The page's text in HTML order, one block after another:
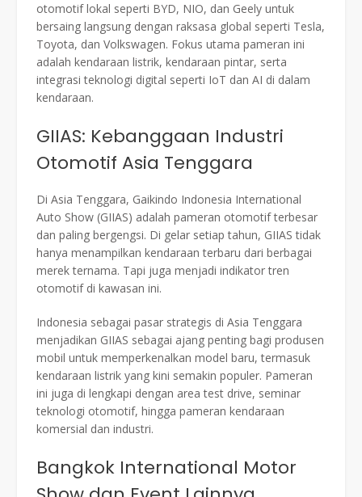
otomotif lokal seperti BYD, NIO, dan Geely untuk
bersaing langsung dengan raksasa global seperti Tesla,
Toyota, dan Volkswagen. Fokus utama pameran ini
adalah kendaraan listrik, kendaraan pintar, serta
integrasi teknologi digital seperti IoT dan AI di dalam
kendaraan.
GIIAS: Kebanggaan Industri
Otomotif Asia Tenggara
Di Asia Tenggara, Gaikindo Indonesia International
Auto Show (GIIAS) adalah pameran otomotif terbesar
dan paling bergengsi. Di gelar setiap tahun, GIIAS tidak
hanya menampilkan kendaraan terbaru dari berbagai
merek ternama. Tapi juga menjadi indikator tren
otomotif di kawasan ini.
Indonesia sebagai pasar strategis di Asia Tenggara
menjadikan GIIAS sebagai ajang penting bagi produsen
mobil untuk memperkenalkan model baru, termasuk
kendaraan listrik yang kini semakin populer. Pameran
ini juga di lengkapi dengan area test drive, seminar
teknologi otomotif, hingga pameran kendaraan
komersial dan industri.
Bangkok International Motor